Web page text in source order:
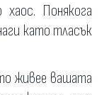
Понякога
като тласък
живее вашата